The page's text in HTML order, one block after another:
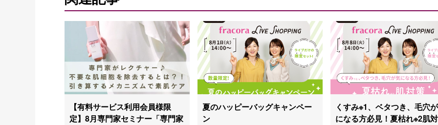
【有料サービス利用会員様限
定】8月専門家セミナー「専門家
夏のハッピーバッグキャンペー
ン
くすみ※1、ベタつき、毛穴
になる方必見！夏枯れ※2肌